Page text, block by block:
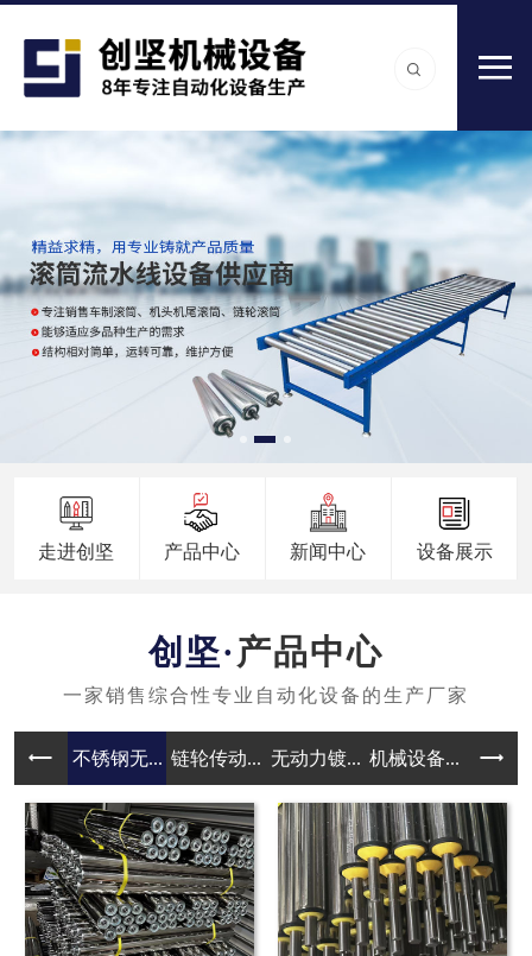
走进创坚 产品中心 新闻中心 设备展示
产品中心
不锈钢无... 链轮传动... 无动力镀... 机械设备... 无动